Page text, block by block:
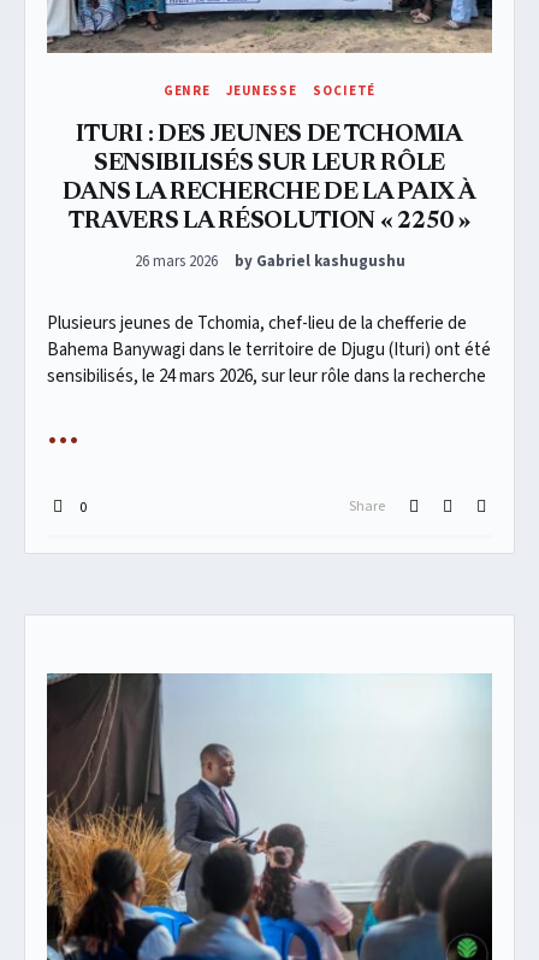
GENRE JEUNESSE SOCIETÉ
ITURI : DES JEUNES DE TCHOMIA
SENSIBILISÉS SUR LEUR RÔLE
DANS LA RECHERCHE DE LA PAIX À
TRAVERS LA RÉSOLUTION « 2250 »
Posted on
26 mars 2026 by Gabriel kashugushu
Plusieurs jeunes de Tchomia, chef-lieu de la chefferie de
Bahema Banywagi dans le territoire de Djugu (Ituri) ont été
sensibilisés, le 24 mars 2026, sur leur rôle dans la recherche
0 Share